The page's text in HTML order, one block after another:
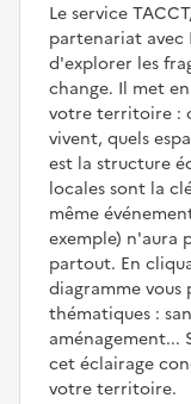
Le service
partenariat avec
d'explorer les
change. Il met
votre territoire :
vivent, quels
est la structure
locales sont la
même
exemple) n'aura
partout. En
diagramme vous
thématiques :
aménagement...
cet éclairage
votre territoire.